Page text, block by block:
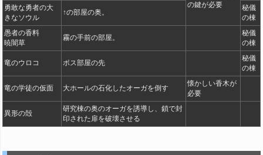
の鍵が必要
勇敢な勇者の大
きなソウル
↑の部屋の奥。
秘儀
の棟
愚者の香料
暁闇草
霧の手前の部屋。
秘儀
の棟
竜のウロコ ボス部屋の先
秘儀
の棟
竜の学徒の仮面 大ホールの石化したオーガを倒す
懐かしい香木が
必要
異形の殻
研究棟の奥のオーガを誘導し、鎖で封
印された扉を破壊させる